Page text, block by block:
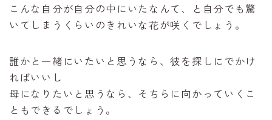
こんな自分が自分の中にいたなんて、と自分でも驚
いてしまうくらいのきれいな花が咲くでしょう。
誰かと一緒にいたいと思うなら、彼を探しにでかけ
ればいいし
母になりたいと思うなら、そちらに向かっていくこ
ともできるでしょう。